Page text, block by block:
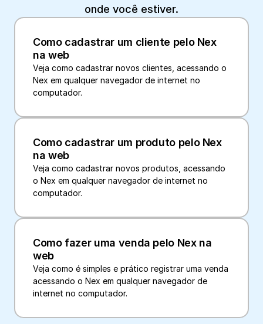
onde você estiver.
Como cadastrar um cliente pelo Nex
na web
Veja como cadastrar novos clientes, acessando o
Nex em qualquer navegador de internet no
computador.
Como cadastrar um produto pelo Nex
na web
Veja como cadastrar novos produtos, acessando
o Nex em qualquer navegador de internet no
computador.
Como fazer uma venda pelo Nex na
web
Veja como é simples e prático registrar uma venda
acessando o Nex em qualquer navegador de